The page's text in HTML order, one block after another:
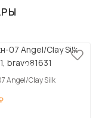
Angel/Clay Silk